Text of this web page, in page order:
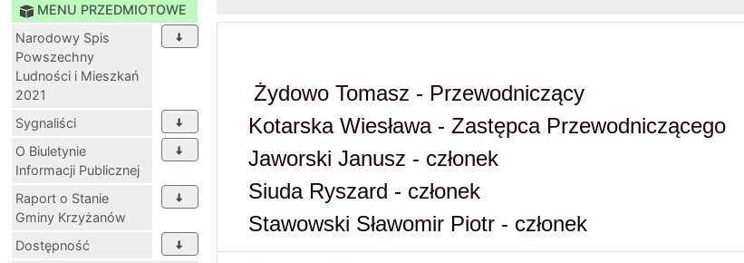
MENU PRZEDMIOTOWE
Narodowy Spis
Powszechny
Ludności i Mieszkań
2021
Sygnaliści
O Biuletynie
Informacji Publicznej
Raport o Stanie
Gminy Krzyżanów
Dostępność
Żydowo Tomasz - Przewodniczący
Kotarska Wiesława - Zastępca Przewodniczącego
Jaworski Janusz - członek
Siuda Ryszard - członek
Stawowski Sławomir Piotr - członek